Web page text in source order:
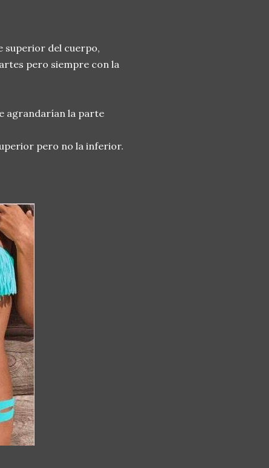
superior del cuerpo,
pero siempre con la
agrandarían la parte
pero no la inferior.